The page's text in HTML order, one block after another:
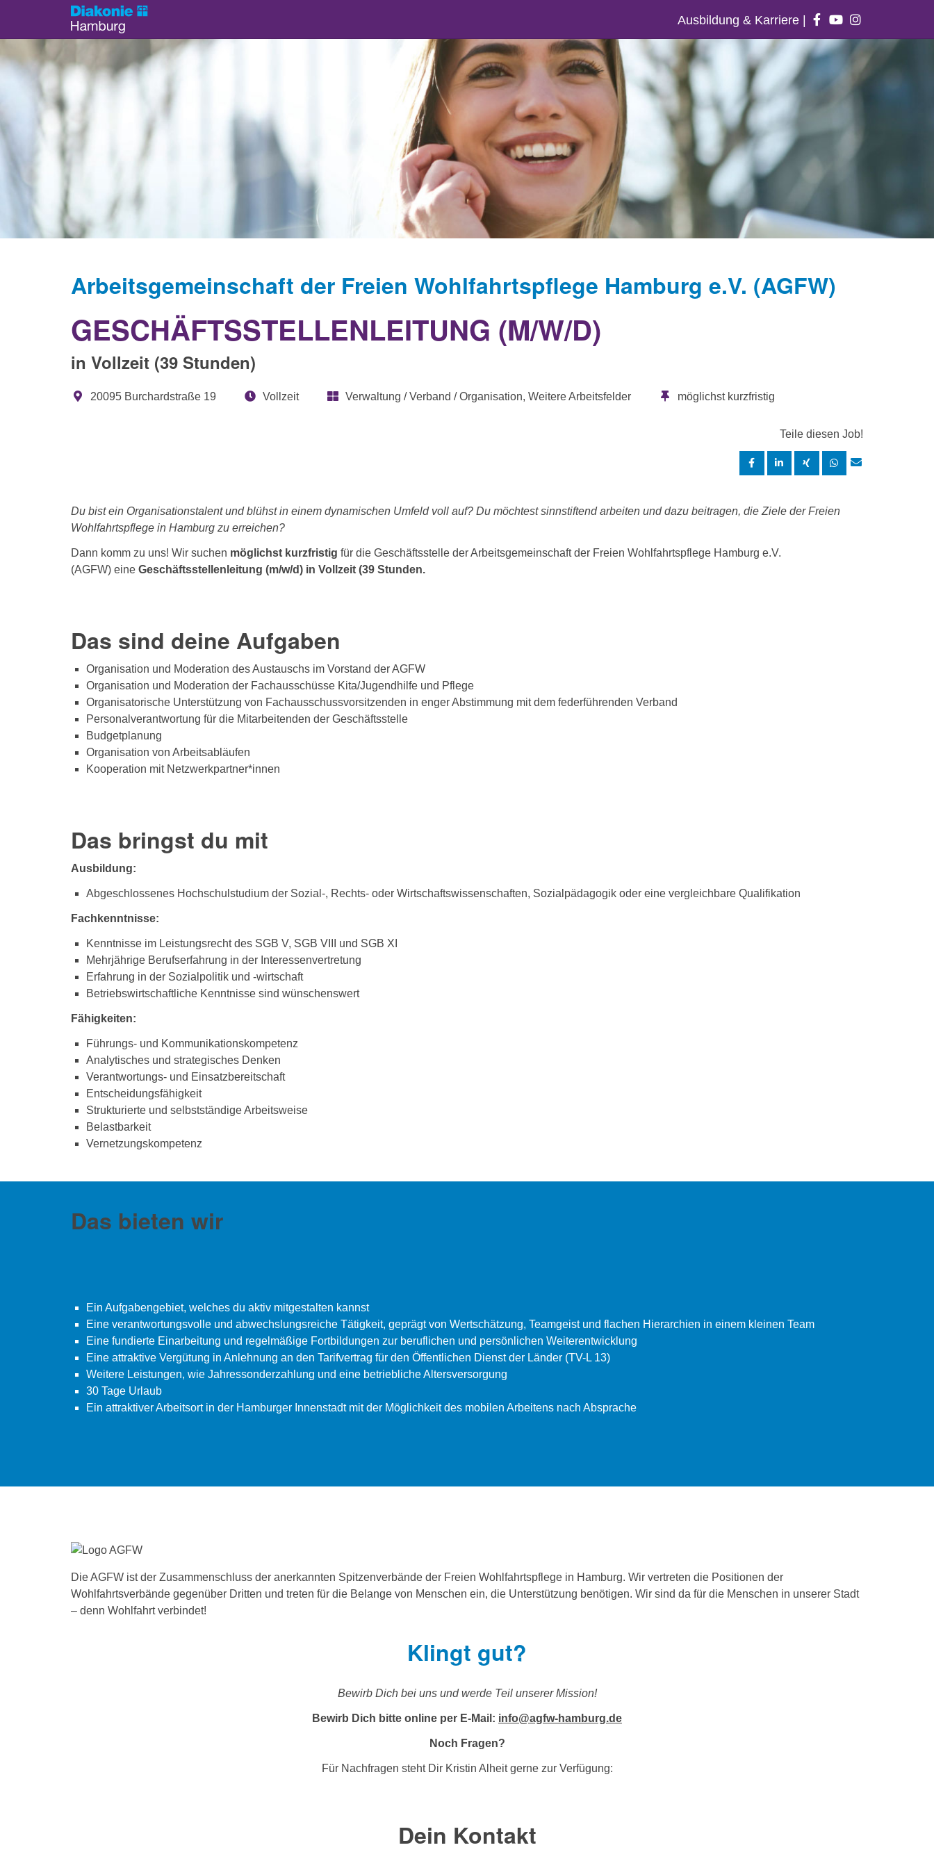
Ausbildung & Karriere |
Arbeitsgemeinschaft der Freien Wohlfahrtspflege Hamburg e.V. (AGFW)
GESCHÄFTSSTELLENLEITUNG (M/W/D)
in Vollzeit (39 Stunden)
20095 Burchardstraße 19 Vollzeit Verwaltung / Verband / Organisation, Weitere Arbeitsfelder möglichst kurzfristig
Teile diesen Job!
Du bist ein Organisationstalent und blühst in einem dynamischen Umfeld voll auf? Du möchtest sinnstiftend arbeiten und dazu beitragen, die Ziele der Freien
Wohlfahrtspflege in Hamburg zu erreichen?
Dann komm zu uns! Wir suchen möglichst kurzfristig für die Geschäftsstelle der Arbeitsgemeinschaft der Freien Wohlfahrtspflege Hamburg e.V.
(AGFW) eine Geschäftsstellenleitung (m/w/d) in Vollzeit (39 Stunden.
Das sind deine Aufgaben
Organisation und Moderation des Austauschs im Vorstand der AGFW
Organisation und Moderation der Fachausschüsse Kita/Jugendhilfe und Pflege
Organisatorische Unterstützung von Fachausschussvorsitzenden in enger Abstimmung mit dem federführenden Verband
Personalverantwortung für die Mitarbeitenden der Geschäftsstelle
Budgetplanung
Organisation von Arbeitsabläufen
Kooperation mit Netzwerkpartner*innen
Das bringst du mit
Ausbildung:
Abgeschlossenes Hochschulstudium der Sozial-, Rechts- oder Wirtschaftswissenschaften, Sozialpädagogik oder eine vergleichbare Qualifikation
Fachkenntnisse:
Kenntnisse im Leistungsrecht des SGB V, SGB VIII und SGB XI
Mehrjährige Berufserfahrung in der Interessenvertretung
Erfahrung in der Sozialpolitik und -wirtschaft
Betriebswirtschaftliche Kenntnisse sind wünschenswert
Fähigkeiten:
Führungs- und Kommunikationskompetenz
Analytisches und strategisches Denken
Verantwortungs- und Einsatzbereitschaft
Entscheidungsfähigkeit
Strukturierte und selbstständige Arbeitsweise
Belastbarkeit
Vernetzungskompetenz
Das bieten wir
Ein Aufgabengebiet, welches du aktiv mitgestalten kannst
Eine verantwortungsvolle und abwechslungsreiche Tätigkeit, geprägt von Wertschätzung, Teamgeist und flachen Hierarchien in einem kleinen Team
Eine fundierte Einarbeitung und regelmäßige Fortbildungen zur beruflichen und persönlichen Weiterentwicklung
Eine attraktive Vergütung in Anlehnung an den Tarifvertrag für den Öffentlichen Dienst der Länder (TV-L 13)
Weitere Leistungen, wie Jahressonderzahlung und eine betriebliche Altersversorgung
30 Tage Urlaub
Ein attraktiver Arbeitsort in der Hamburger Innenstadt mit der Möglichkeit des mobilen Arbeitens nach Absprache
Die AGFW ist der Zusammenschluss der anerkannten Spitzenverbände der Freien Wohlfahrtspflege in Hamburg. Wir vertreten die Positionen der
Wohlfahrtsverbände gegenüber Dritten und treten für die Belange von Menschen ein, die Unterstützung benötigen. Wir sind da für die Menschen in unserer Stadt
– denn Wohlfahrt verbindet!
Klingt gut?
Bewirb Dich bei uns und werde Teil unserer Mission!
Bewirb Dich bitte online per E-Mail: info@agfw-hamburg.de
Noch Fragen?
Für Nachfragen steht Dir Kristin Alheit gerne zur Verfügung:
Dein Kontakt